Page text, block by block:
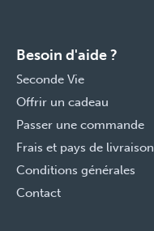
Besoin d'aide ?
Seconde Vie
Offrir un cadeau
Passer une commande
Frais et pays de livraison
Conditions générales
Contact